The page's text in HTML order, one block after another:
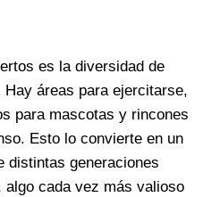
es la diversidad de
áreas para ejercitarse,
para mascotas y rincones
Esto lo convierte en un
distintas generaciones
cada vez más valioso